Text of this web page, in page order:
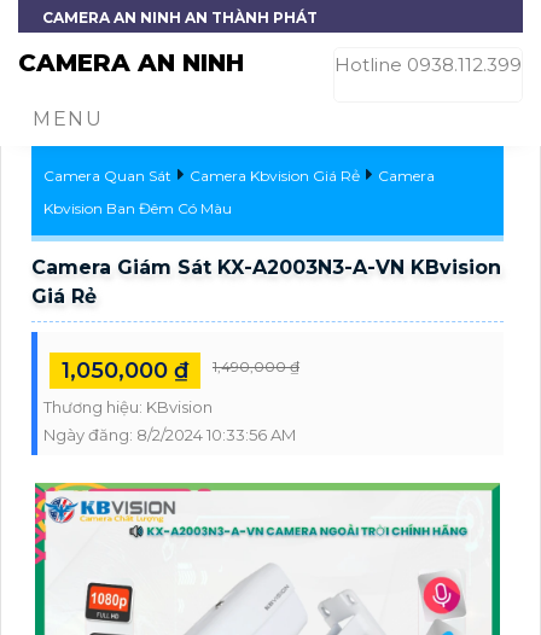
CAMERA AN NINH AN THÀNH PHÁT
CAMERA AN NINH Hotline 0938.112.399
MENU
Camera Quan Sát Camera Kbvision Giá Rẻ
Camera
Kbvision Ban Đêm Có Màu
Camera Giám Sát KX-A2003N3-A-VN KBvision
Giá Rẻ
1,050,000 ₫ 1,490,000 ₫
Thương hiệu: KBvision
Ngày đăng: 8/2/2024 10:33:56 AM